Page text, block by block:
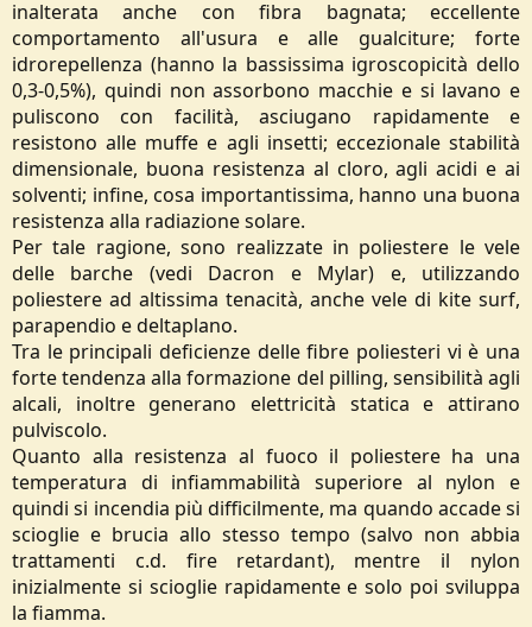
inalterata anche con fibra bagnata; eccellente
comportamento all'usura e alle gualciture; forte
idrorepellenza (hanno la bassissima igroscopicità dello
0,3-0,5%), quindi non assorbono macchie e si lavano e
puliscono con facilità, asciugano rapidamente e
resistono alle muffe e agli insetti; eccezionale stabilità
dimensionale, buona resistenza al cloro, agli acidi e ai
solventi; infine, cosa importantissima, hanno una buona
resistenza alla radiazione solare.
Per tale ragione, sono realizzate in poliestere le vele
delle barche (vedi Dacron e Mylar) e, utilizzando
poliestere ad altissima tenacità, anche vele di kite surf,
parapendio e deltaplano.
Tra le principali deficienze delle fibre poliesteri vi è una
forte tendenza alla formazione del pilling, sensibilità agli
alcali, inoltre generano elettricità statica e attirano
pulviscolo.
Quanto alla resistenza al fuoco il poliestere ha una
temperatura di infiammabilità superiore al nylon e
quindi si incendia più difficilmente, ma quando accade si
scioglie e brucia allo stesso tempo (salvo non abbia
trattamenti c.d. fire retardant), mentre il nylon
inizialmente si scioglie rapidamente e solo poi sviluppa
la fiamma.